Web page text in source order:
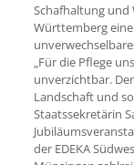
Schafhaltung und
Württemberg
„Für die Pflege
unverzichtbar.
Landschaft und
Staatssekretärin
der EDEKA